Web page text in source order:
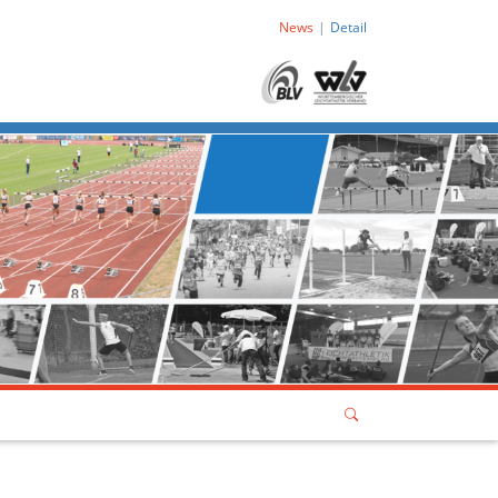
News Detail